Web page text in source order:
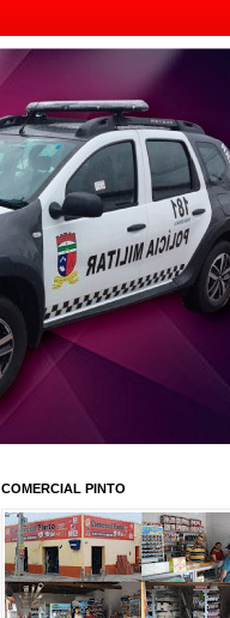
COMERCIAL PINTO